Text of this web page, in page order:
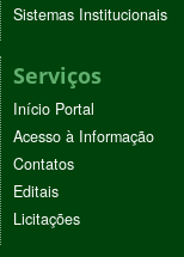
Sistemas Institucionais
Serviços
Início Portal
Acesso à Informação
Contatos
Editais
Licitações